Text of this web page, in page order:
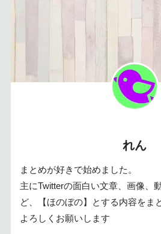
れん
まとめが好きで始めました。
主にTwitterの面白い文章、画像、
ど、【ほのぼの】とする内容をま
よろしくお願いします